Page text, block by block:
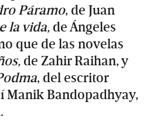
Páramo, de Juan
la vida, de Ángeles
que de las novelas
de Zahir Raihan, y
, del escritor
Manik Bandopadhyay,